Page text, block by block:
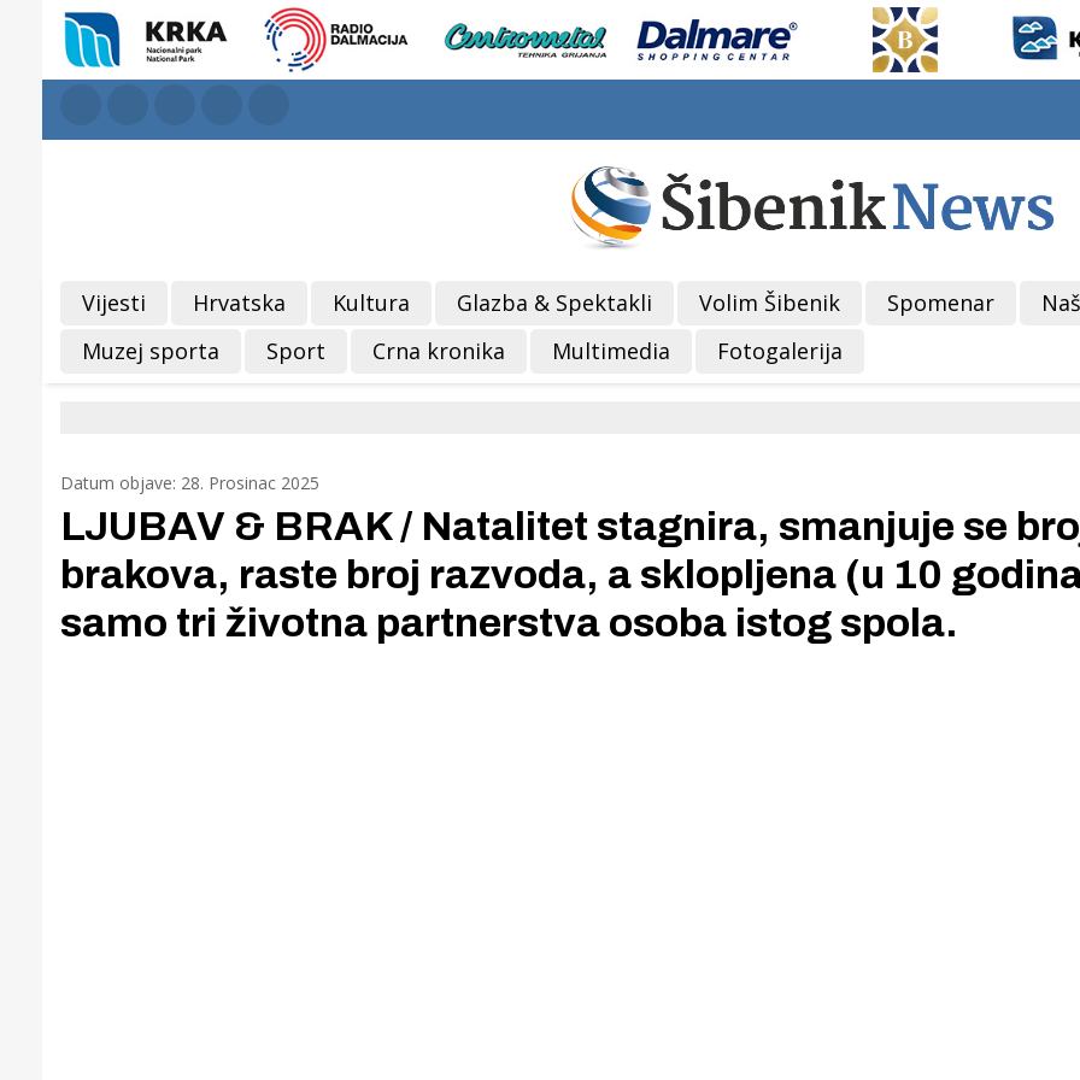
Vijesti Hrvatska Kultura Glazba & Spektakli Volim Šibenik Spomenar
Muzej sporta
Sport Crna kronika Multimedia Fotogalerija
Datum objave: 28. Prosinac 2025
LJUBAV & BRAK / Natalitet stagnira, smanjuje se
brakova, raste broj razvoda, a sklopljena (u 10
samo tri životna partnerstva osoba istog spola.